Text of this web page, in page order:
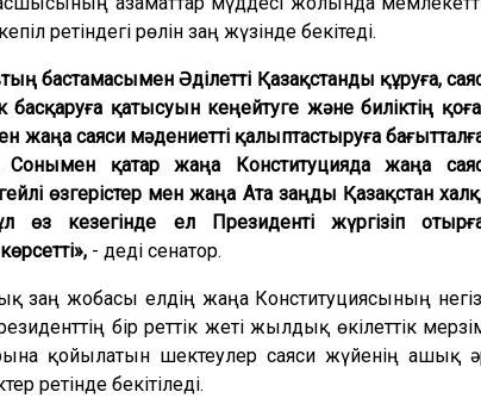
ретіндегі рөлін заң жүзінде бекітеді.
бастамасымен Әділетті Қазақстанды құруға,
басқаруға қатысуын кеңейтуге және биліктің
жаңа саяси мәдениетті қалыптастыруға
Сонымен қатар жаңа Конституцияда жаңа
өзгерістер мен жаңа Ата заңды Қазақстан
өз кезегінде ел Президенті жүргізіп
- деді сенатор.
заң жобасы елдің жаңа Конституциясының
бір реттік жеті жылдық өкілеттік
қойылатын шектеулер саяси жүйенің ашық
ретінде бекітіледі.